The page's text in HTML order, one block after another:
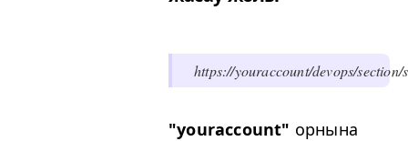
https://youraccount/devops/section/
"youraccount" орнына